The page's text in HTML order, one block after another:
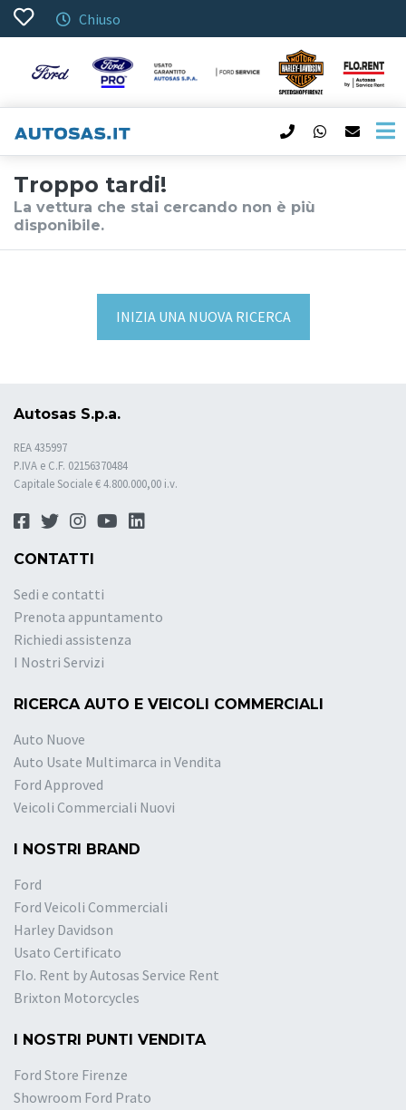
Chiuso
Troppo tardi!
La vettura che stai cercando non è più
disponibile.
INIZIA UNA NUOVA RICERCA
Autosas S.p.a.
REA 435997
P.IVA e C.F. 02156370484
Capitale Sociale € 4.800.000,00 i.v.
CONTATTI
Sedi e contatti
Prenota appuntamento
Richiedi assistenza
I Nostri Servizi
RICERCA AUTO E VEICOLI COMMERCIALI
Auto Nuove
Auto Usate Multimarca in Vendita
Ford Approved
Veicoli Commerciali Nuovi
I NOSTRI BRAND
Ford
Ford Veicoli Commerciali
Harley Davidson
Usato Certificato
Flo. Rent by Autosas Service Rent
Brixton Motorcycles
I NOSTRI PUNTI VENDITA
Ford Store Firenze
Showroom Ford Prato